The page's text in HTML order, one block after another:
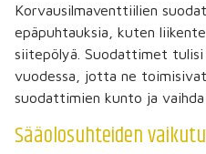
Korvausilmaventtiilien
epäpuhtauksia, kuten
siitepölyä. Suodattimet
vuodessa, jotta ne
suodattimien kunto ja
Sääolosuhteiden